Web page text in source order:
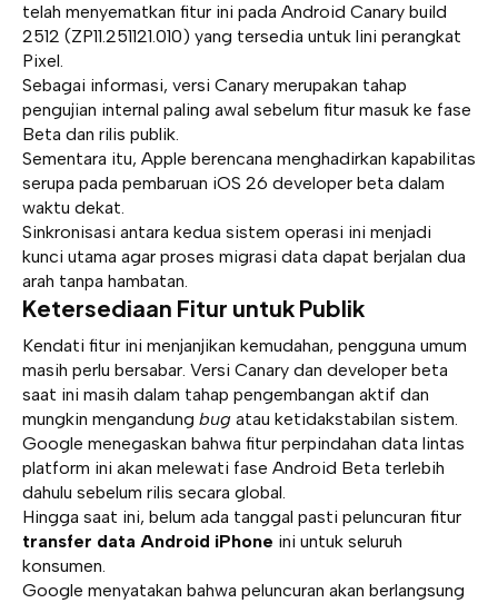
telah menyematkan fitur ini pada Android Canary build
2512 (ZP11.251121.010) yang tersedia untuk lini perangkat
Pixel.
Sebagai informasi, versi Canary merupakan tahap
pengujian internal paling awal sebelum fitur masuk ke fase
Beta dan rilis publik.
Sementara itu, Apple berencana menghadirkan kapabilitas
serupa pada pembaruan iOS 26 developer beta dalam
waktu dekat.
Sinkronisasi antara kedua sistem operasi ini menjadi
kunci utama agar proses migrasi data dapat berjalan dua
arah tanpa hambatan.
Ketersediaan Fitur untuk Publik
Kendati fitur ini menjanjikan kemudahan, pengguna umum
masih perlu bersabar. Versi Canary dan developer beta
saat ini masih dalam tahap pengembangan aktif dan
mungkin mengandung bug atau ketidakstabilan sistem.
Google menegaskan bahwa fitur perpindahan data lintas
platform ini akan melewati fase Android Beta terlebih
dahulu sebelum rilis secara global.
Hingga saat ini, belum ada tanggal pasti peluncuran fitur
transfer data Android iPhone ini untuk seluruh
konsumen.
Google menyatakan bahwa peluncuran akan berlangsung